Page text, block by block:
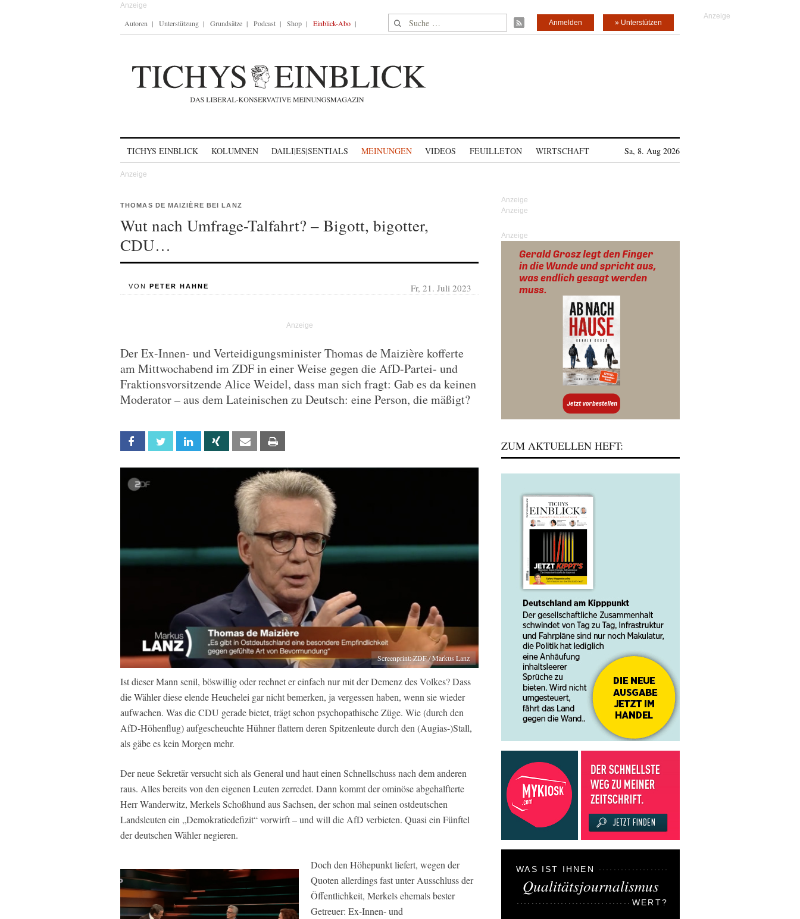
Autoren Unterstützung Grundsätze Podcast Shop Einblick-Abo Suche nach: » Unterstützen
Anmelden
TICHYS EINBLICK KOLUMNEN DAILI|ES|SENTIALS MEINUNGEN VIDEOS FEUILLETON WIRTSCHAFT Sa, 8. Aug 2026
THOMAS DE MAIZIÈRE BEI LANZ
Wut nach Umfrage-Talfahrt? – Bigott, bigotter,
CDU…
VON PETER HAHNE Fr, 21. Juli 2023
Der Ex-Innen- und Verteidigungsminister Thomas de Maizière kofferte
am Mittwochabend im ZDF in einer Weise gegen die AfD-Partei- und
Fraktionsvorsitzende Alice Weidel, dass man sich fragt: Gab es da keinen
Moderator – aus dem Lateinischen zu Deutsch: eine Person, die mäßigt?
Facebook Twitter Linkedin Xing Email
Screenprint: ZDF / Markus Lanz
Ist dieser Mann senil, böswillig oder rechnet er einfach nur mit der Demenz des Volkes? Dass
die Wähler diese elende Heuchelei gar nicht bemerken, ja vergessen haben, wenn sie wieder
aufwachen. Was die CDU gerade bietet, trägt schon psychopathische Züge. Wie (durch den
AfD-Höhenflug) aufgescheuchte Hühner flattern deren Spitzenleute durch den (Augias-)Stall,
als gäbe es kein Morgen mehr.
Der neue Sekretär versucht sich als General und haut einen Schnellschuss nach dem anderen
raus. Alles bereits von den eigenen Leuten zerredet. Dann kommt der ominöse abgehalfterte
Herr Wanderwitz, Merkels Schoßhund aus Sachsen, der schon mal seinen ostdeutschen
Landsleuten ein „Demokratiedefizit“ vorwirft – und will die AfD verbieten. Quasi ein Fünftel
der deutschen Wähler negieren.
Doch den Höhepunkt liefert, wegen der
Quoten allerdings fast unter Ausschluss der
Öffentlichkeit, Merkels ehemals bester
Getreuer: Ex-Innen- und
Anzeige
ZUM AKTUELLEN HEFT:
WAS IST IHNEN
Qualitätsjournalismus
WERT?